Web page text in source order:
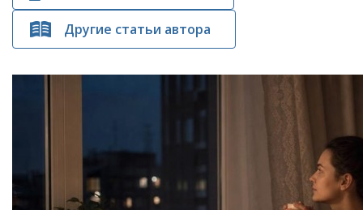
Другие статьи автора